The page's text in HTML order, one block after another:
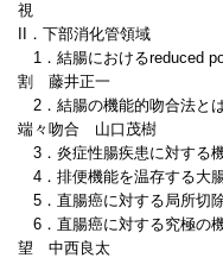
視
II．下部消化管領域
1．結腸におけるreduced
割 藤井正一
2．結腸の機能的吻合法と
端々吻合 山口茂樹
3．炎症性腸疾患に対する
4．排便機能を温存する大
5．直腸癌に対する局所切
6．直腸癌に対する究極の
望 中西良太